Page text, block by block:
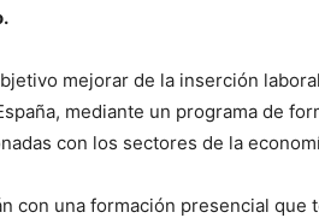
mejorar de la inserción
mediante un programa de
con los sectores de la
con una formación presencial que